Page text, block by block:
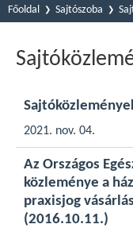
Főoldal Sajtószoba
2021. nov. 04.
Az Országos
közleménye a
praxisjog
(2016.10.11.)